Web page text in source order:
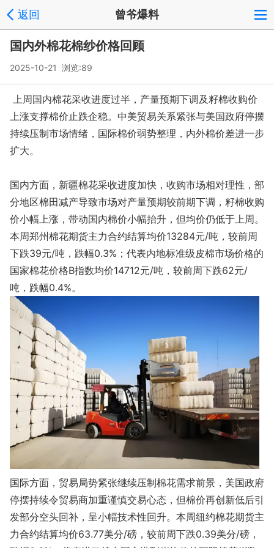
返回 曾爷爆料
国内外棉花棉纱价格回顾
2025-10-21 浏览:89
上周国内棉花采收进度过半，产量预期下调及籽棉收购价
上涨支撑棉价止跌企稳。中美贸易关系紧张与美国政府停摆
持续压制市场情绪，国际棉价弱势整理，内外棉价差进一步
扩大。
国内方面，新疆棉花采收进度加快，收购市场相对理性，部
分地区棉田减产导致市场对产量预期较前期下调，籽棉收购
价小幅上涨，带动国内棉价小幅抬升，但均价仍低于上周。
本周郑州棉花期货主力合约结算均价13284元/吨，较前周
下跌39元/吨，跌幅0.3%；代表内地标准级皮棉市场价格的
国家棉花价格B指数均价14712元/吨，较前周下跌62元/
吨，跌幅0.4%。
国际方面，贸易局势紧张继续压制棉花需求前景，美国政府
停摆持续令贸易商加重谨慎交易心态，但棉价再创新低后引
发部分空头回补，呈小幅技术性回升。本周纽约棉花期货主
力合约结算均价63.77美分/磅，较前周下跌0.39美分/磅，